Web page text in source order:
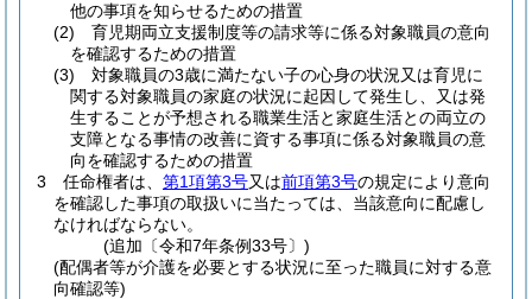
他の事項を知らせるための措置
(2)
育児期両立支援制度等の請求等に係る対象職員の意向
を確認するための措置
(3)
対象職員の3歳に満たない子の心身の状況又は育児に
関する対象職員の家庭の状況に起因して発生し、又は発
生することが予想される職業生活と家庭生活との両立の
支障となる事情の改善に資する事項に係る対象職員の意
向を確認するための措置
3
任命権者は、 第1項第3号又は前項第3号の規定により意向
を確認した事項の取扱いに当たっては、当該意向に配慮し
なければならない。
(追加〔令和7年条例33号〕)
(配偶者等が介護を必要とする状況に至った職員に対する意
向確認等)